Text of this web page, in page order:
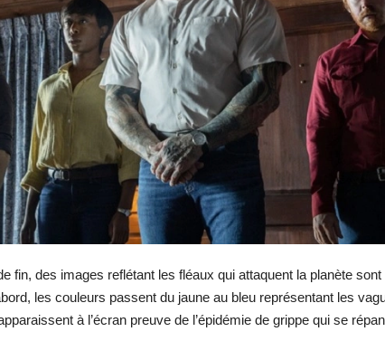
fin, des images reflétant les fléaux qui attaquent la planète
les couleurs passent du jaune au bleu représentant les
à l’écran preuve de l’épidémie de grippe qui se